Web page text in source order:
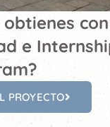
obtienes
e
PROYECTO